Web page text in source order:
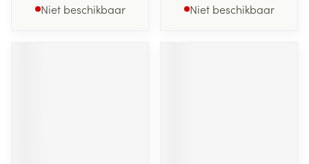
Niet beschikbaar Niet beschikbaar